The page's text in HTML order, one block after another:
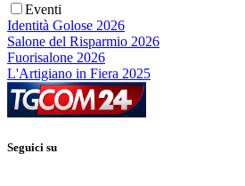
Eventi
Identità Golose 2026
Salone del Risparmio 2026
Fuorisalone 2026
L'Artigiano in Fiera 2025
Seguici su